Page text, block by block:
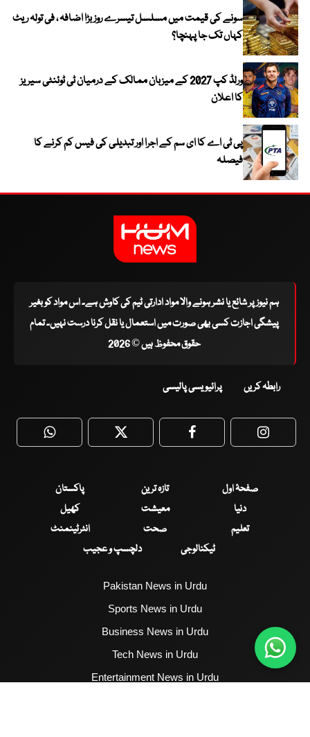
سونے کی قیمت میں مسلسل تیسرے روز بڑا اضافہ ، فی تولہ ریٹ
کہاں تک جا پہنچا؟
ورلڈ کپ 2027 کے میزبان ممالک کے درمیان ٹی ٹوئنٹی سیریز
کا اعلان
پی ٹی اے کا ای سم کے اجرا اور تبدیلی کی فیس کم کرنے کا
فیصلہ
ہم نیوز پر شائع یا نشر ہونے والا مواد ادارتی ٹیم کی کاوش ہے۔ اس مواد کو بغیر
پیشگی اجازت کسی بھی صورت میں استعمال یا نقل کرنا درست نہیں۔ تمام
حقوق محفوظ ہیں © 2026
رابطہ کریں پرائیویسی پالیسی
WhatsApp Twitter Facebook
صفحۂ اول تازہ ترین
پاکستان
دنیا
معیشت
کھیل
تعلیم
صحت
انٹرٹینمنٹ
ٹیکنالوجی
دلچسپ و عجیب
Pakistan News in Urdu
Sports News in Urdu
Business News in Urdu
Tech News in Urdu
Entertainment News in Urdu